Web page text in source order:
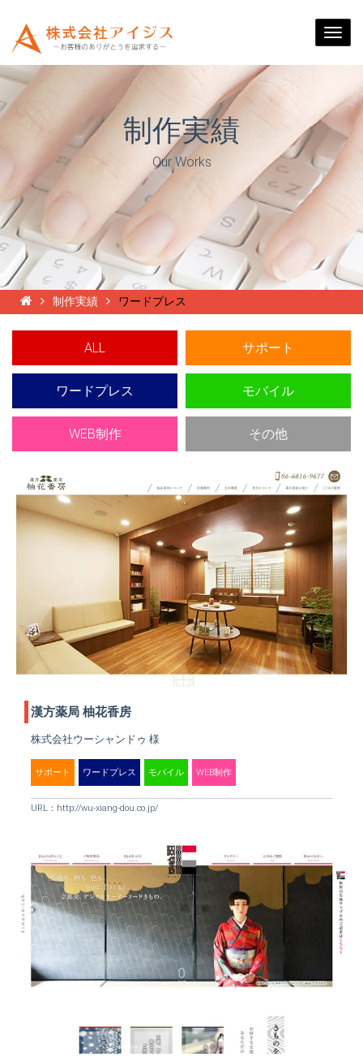
制作実績
Our Works
制作実績 ワードプレス
ALL サポート
ワードプレス モバイル
WEB制作 その他
漢方薬局 柚花香房
株式会社ウーシャンドゥ 様
サポート ワードプレス モバイル WEB制作
URL： http://wu-xiang-dou.co.jp/